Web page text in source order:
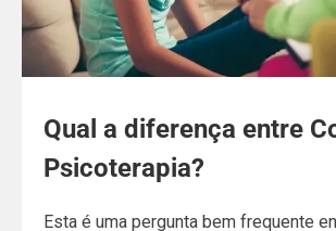
Qual a diferença entre
Psicoterapia?
Esta é uma pergunta bem frequente